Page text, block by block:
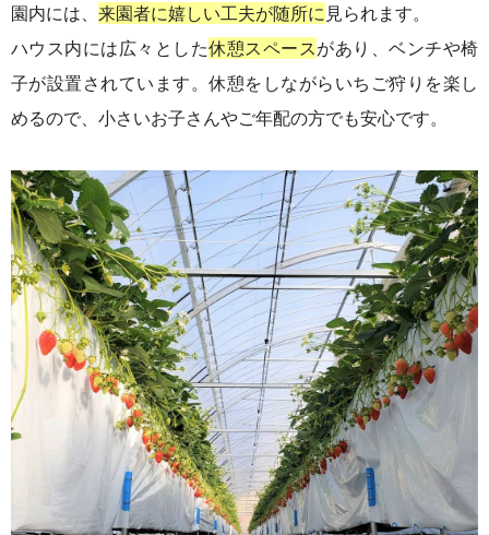
園内には、 来園者に嬉しい工夫が随所に 見られます。
ハウス内には広々とした休憩スペースがあり、ベンチや椅
子が設置されています。休憩をしながらいちご狩りを楽し
めるので、小さいお子さんやご年配の方でも安心です。